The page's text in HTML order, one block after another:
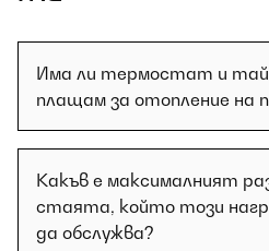
Има ли термостат и
плащам за отопление на
Какъв е максималният
стаята, който този
да обслужва?